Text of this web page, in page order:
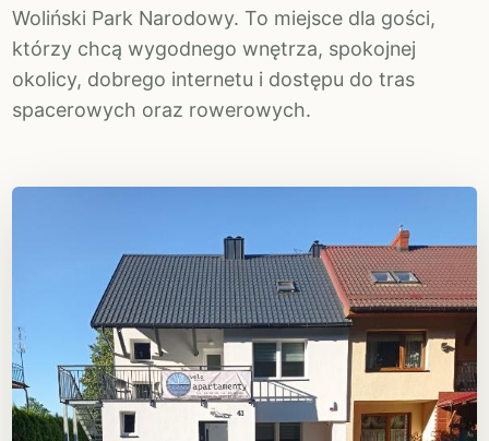
Woliński Park Narodowy. To miejsce dla gości,
którzy chcą wygodnego wnętrza, spokojnej
okolicy, dobrego internetu i dostępu do tras
spacerowych oraz rowerowych.